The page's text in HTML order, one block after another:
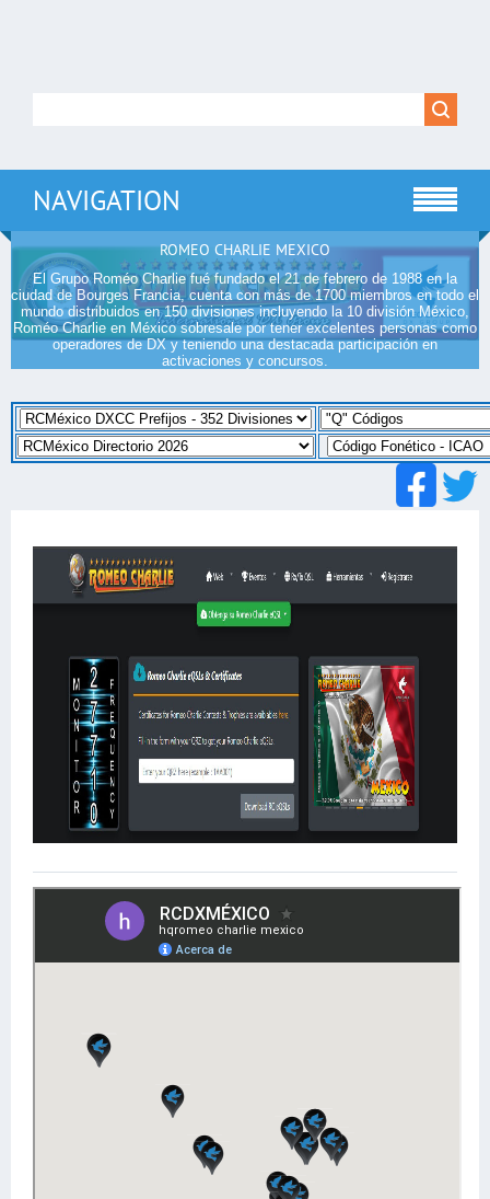
NAVIGATION
ROMEO CHARLIE MEXICO
El Grupo Roméo Charlie fué fundado el 21 de febrero de 1988 en la
ciudad de Bourges Francia, cuenta con más de 1700 miembros en todo el
mundo distribuidos en 150 divisiones incluyendo la 10 división México,
Roméo Charlie en México sobresale por tener excelentes personas como
operadores de DX y teniendo una destacada participación en
activaciones y concursos.